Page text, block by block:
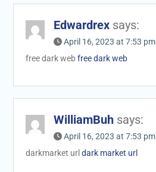
Edwardrex says:
April 16, 2023 at 7:53 pm
free dark web free dark web
WilliamBuh says:
April 16, 2023 at 7:53 pm
darkmarket url dark market url